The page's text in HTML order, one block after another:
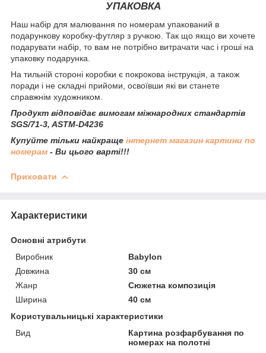
УПАКОВКА
Наш набір для малювання по номерам упакований в
подарункову коробку-футляр з ручкою. Так що якщо ви хочете
подарувати набір, то вам не потрібно витрачати час і гроші на
упаковку подарунка.
На тильній стороні коробки є покрокова інструкція, а також
поради і не складні прийоми, освоївши які ви станете
справжнім художником.
Продукт відповідає вимогам міжнародних стандартів
SGS/71-3, ASTM-D4236
Купуйте тільки найкраще інтернет магазин картини по
номерам - Ви цього варті!!!
Приховати
Характеристики
Основні атрибути
Виробник
Babylon
Довжина
30 см
Жанр
Сюжетна композиція
Ширина
40 см
Користувальницькі характеристики
Вид
Картина розфарбування по
номерах на полотні